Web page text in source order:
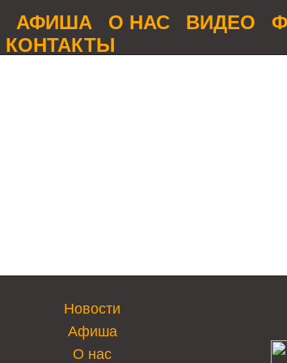
АФИША О НАС ВИДЕО
КОНТАКТЫ
Новости
Афиша
О нас